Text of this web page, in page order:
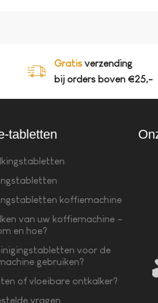
Gratis verzending
bij orders boven €25,-
tabletten
koffiemachine
van uw koffiemachine –
en hoe?
voor de
gebruiken?
of vloeibare ontkalker?
vragen